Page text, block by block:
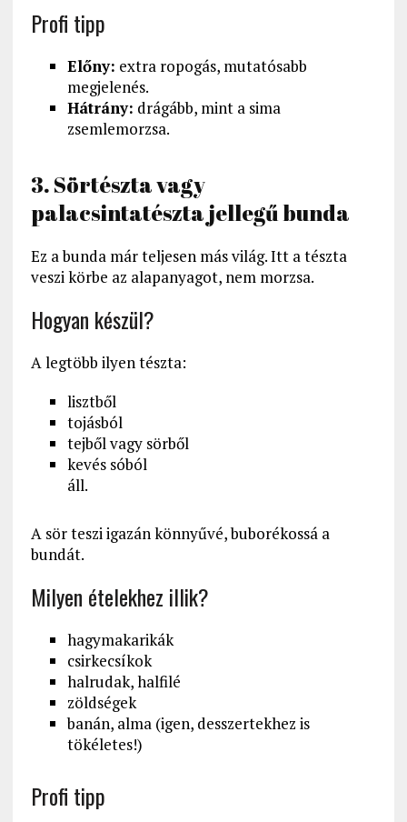
Profi tipp
Előny: extra ropogás, mutatósabb
megjelenés.
Hátrány: drágább, mint a sima
zsemlemorzsa.
3. Sörtészta vagy
palacsintatészta jellegű bunda
Ez a bunda már teljesen más világ. Itt a tészta
veszi körbe az alapanyagot, nem morzsa.
Hogyan készül?
A legtöbb ilyen tészta:
lisztből
tojásból
tejből vagy sörből
kevés sóból
áll.
A sör teszi igazán könnyűvé, buborékossá a
bundát.
Milyen ételekhez illik?
hagymakarikák
csirkecsíkok
halrudak, halfilé
zöldségek
banán, alma (igen, desszertekhez is
tökéletes!)
Profi tipp